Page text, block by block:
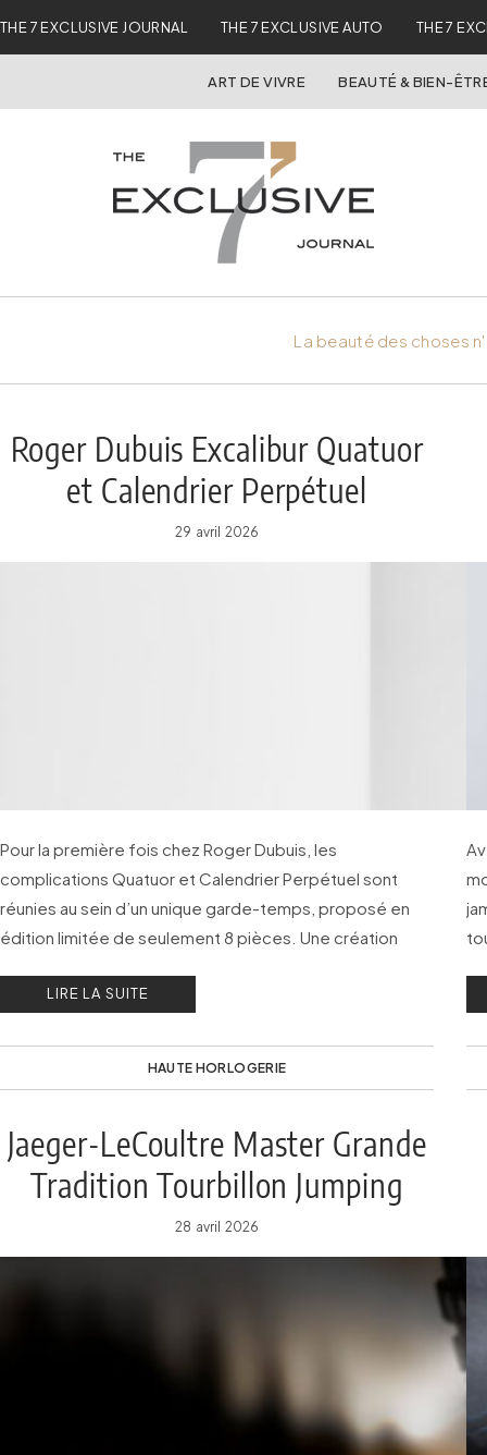
THE 7 EXCLUSIVE JOURNAL THE 7 EXCLUSIVE AUTO THE 7
ART DE VIVRE BEAUTÉ & BIEN-
La beauté des choses
Roger Dubuis Excalibur Quatuor
et Calendrier Perpétuel
29 avril 2026
Pour la première fois chez Roger Dubuis, les
complications Quatuor et Calendrier Perpétuel sont
réunies au sein d’un unique garde-temps, proposé en
édition limitée de seulement 8 pièces. Une création
amateurs de haute horlogerie.
LIRE LA SUITE
HAUTE HORLOGERIE
Jaeger-LeCoultre Master Grande
Tradition Tourbillon Jumping
Date
28 avril 2026